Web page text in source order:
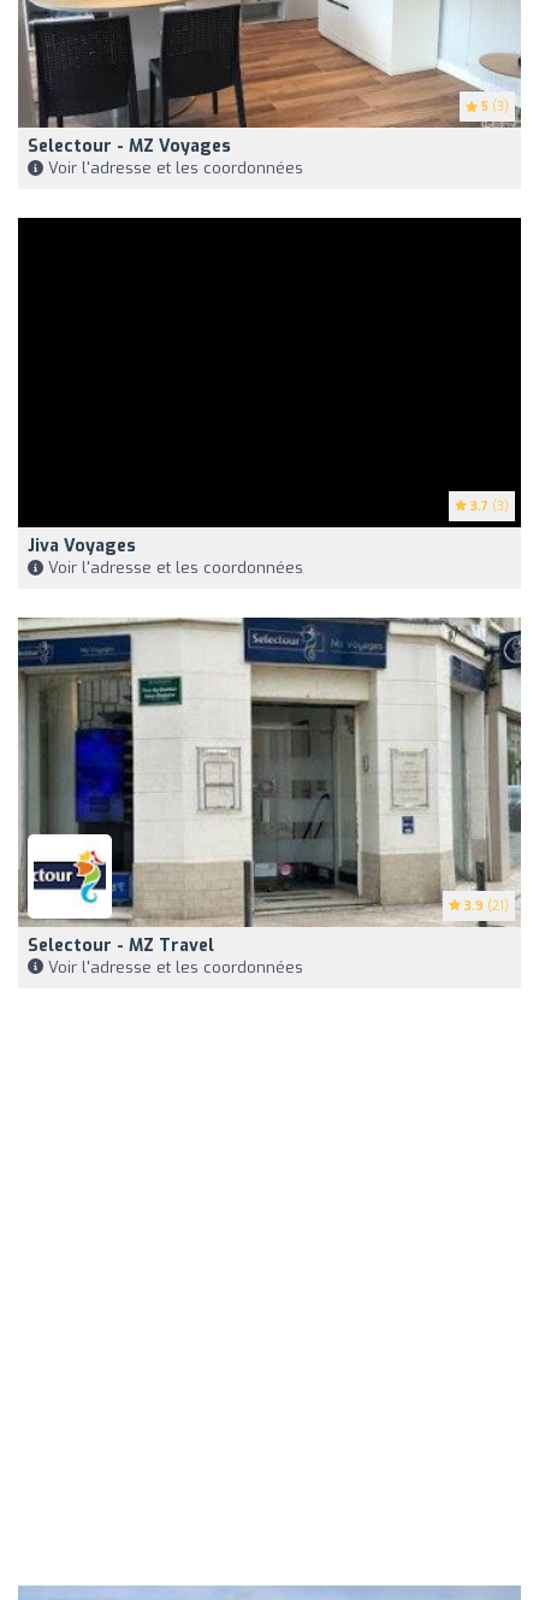
5 (3)
Selectour - MZ Voyages
Voir l'adresse et les coordonnées
3.7 (3)
Jiva Voyages
Voir l'adresse et les coordonnées
3.9 (21)
Selectour - MZ Travel
Voir l'adresse et les coordonnées